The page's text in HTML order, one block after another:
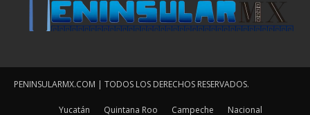
PENINSULARMX.COM | TODOS LOS DERECHOS RESERVADOS.
Yucatán Quintana Roo Campeche Nacional